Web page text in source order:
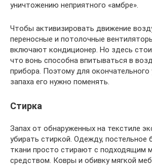
уничтожению неприятного «амбре».
Чтобы активизировать движение
переносные и потолочные
включают кондиционер. Но здесь
что вонь способна впитываться в
прибора. Поэтому для окончательного
запаха его нужно поменять.
Стирка
Запах от обнаруженных на текстиле
убирать стиркой. Одежду, постельное
ткани просто стирают с подходящим
средством. Ковры и обивку мягкой